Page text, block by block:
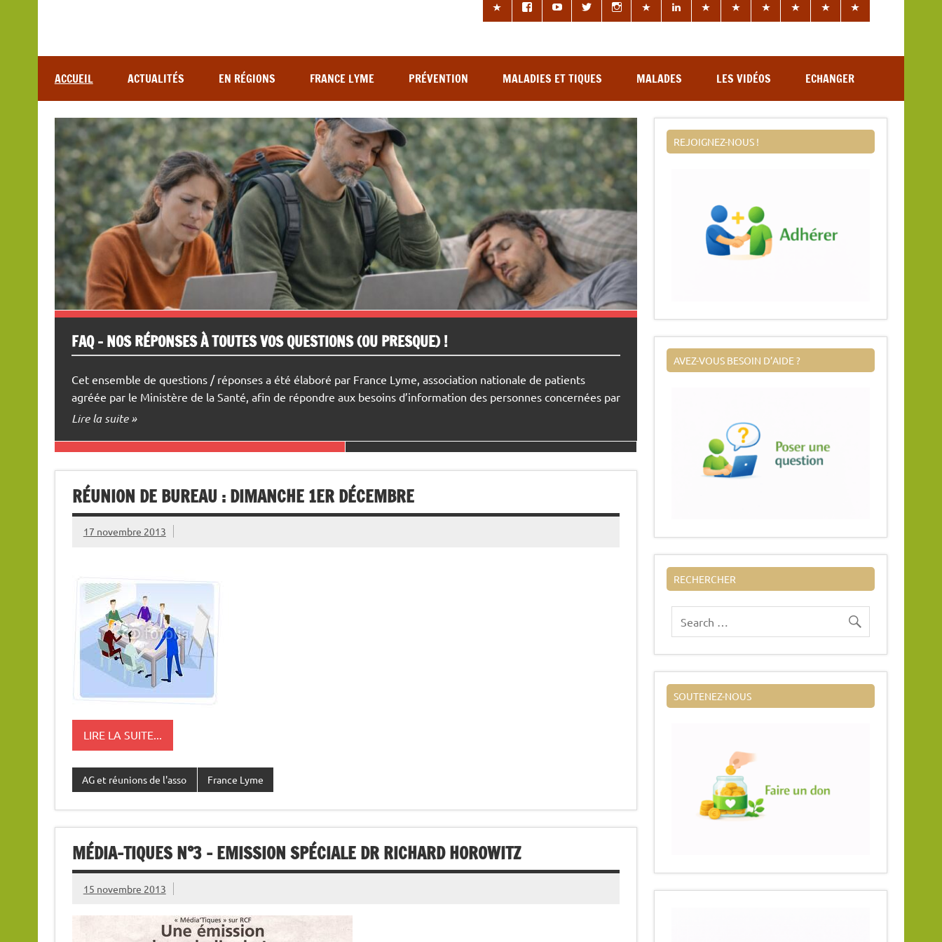
ACCUEIL ACTUALITÉS EN RÉGIONS FRANCE LYME PRÉVENTION MALADIES ET TIQUES MALADES LES VIDÉOS ECHANGER
FAQ – NOS RÉPONSES À TOUTES VOS QUESTIONS (OU PRESQUE) !
Cet ensemble de questions / réponses a été élaboré par France Lyme, association nationale de patients
agréée par le Ministère de la Santé, afin de répondre aux besoins d’information des personnes concernées par
LES VIDÉOS TÉMOIGNAGES
Des témoignages sur une diversité de symptômes de la maladie de Lyme et du Lyme long.
Lire la suite »
RÉUNION DE BUREAU : DIMANCHE 1ER DÉCEMBRE
17 novembre 2013
LIRE LA SUITE...
AG et réunions de l'asso France Lyme
MÉDIA-TIQUES N°3 – EMISSION SPÉCIALE DR RICHARD HOROWITZ
15 novembre 2013
REJOIGNEZ-NOUS !
AVEZ-VOUS BESOIN D’AIDE ?
RECHERCHER
SOUTENEZ-NOUS